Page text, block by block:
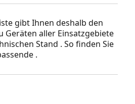
gibt Ihnen deshalb den
Geräten aller Einsatzgebiete
Stand . So finden Sie
.